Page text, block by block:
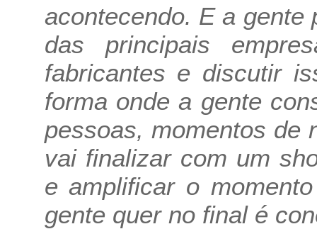
acontecendo. E a
das principais
fabricantes e discutir
forma onde a gente
pessoas, momentos de
vai finalizar com um
e amplificar o
gente quer no final é